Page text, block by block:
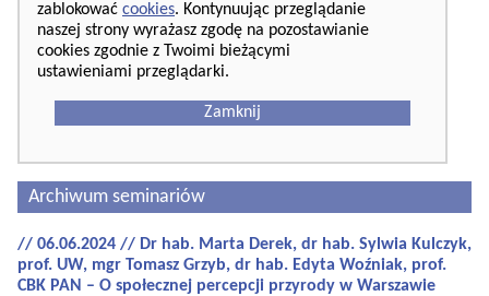
zablokować cookies. Kontynuując przeglądanie
naszej strony wyrażasz zgodę na pozostawianie
cookies zgodnie z Twoimi bieżącymi
ustawieniami przeglądarki.
Zamknij
Archiwum seminariów
// 06.06.2024 // Dr hab. Marta Derek, dr hab. Sylwia Kulczyk,
prof. UW, mgr Tomasz Grzyb, dr hab. Edyta Woźniak, prof.
CBK PAN – O społecznej percepcji przyrody w Warszawie